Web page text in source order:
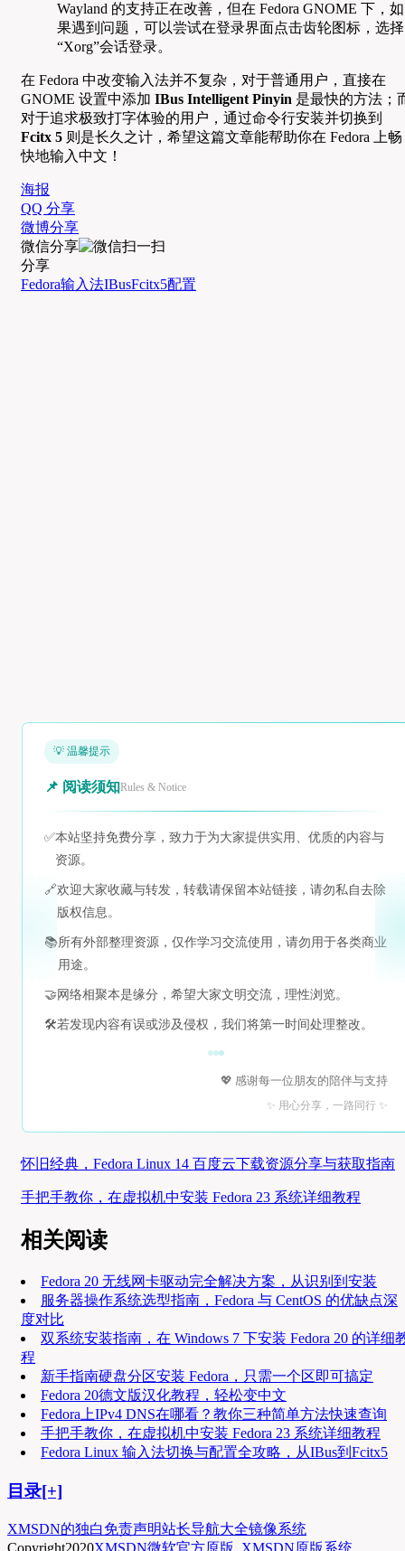
Wayland 的支持正在改善，但在 Fedora GNOME 下，如
果遇到问题，可以尝试在登录界面点击齿轮图标，选择
“Xorg”会话登录。
在 Fedora 中改变输入法并不复杂，对于普通用户，直接在
GNOME 设置中添加 IBus Intelligent Pinyin 是最快的方法；
对于追求极致打字体验的用户，通过命令行安装并切换到
Fcitx 5 则是长久之计，希望这篇文章能帮助你在 Fedora 上畅
快地输入中文！
海报
QQ 分享
微博分享
微信分享
分享
Fedora输入法IBusFcitx5配置
💡 温馨提示
📌 阅读须知Rules & Notice
✅本站坚持免费分享，致力于为大家提供实用、优质的内容与
资源。
🔗欢迎大家收藏与转发，转载请保留本站链接，请勿私自去除
版权信息。
📚所有外部整理资源，仅作学习交流使用，请勿用于各类商业
用途。
🤝 网络相聚本是缘分，希望大家文明交流，理性浏览。
🛠️若发现内容有误或涉及侵权，我们将第一时间处理整改。
💖 感谢每一位朋友的陪伴与支持
✨ 用心分享，一路同行 ✨
怀旧经典，Fedora Linux 14 百度云下载资源分享与获取指南
手把手教你，在虚拟机中安装 Fedora 23 系统详细教程
相关阅读
Fedora 20 无线网卡驱动完全解决方案，从识别到安装
服务器操作系统选型指南，Fedora 与 CentOS 的优缺点深
度对比
双系统安装指南，在 Windows 7 下安装 Fedora 20 的详细
程
新手指南硬盘分区安装 Fedora，只需一个区即可搞定
Fedora 20德文版汉化教程，轻松变中文
Fedora上IPv4 DNS在哪看？教你三种简单方法快速查询
手把手教你，在虚拟机中安装 Fedora 23 系统详细教程
Fedora Linux 输入法切换与配置全攻略，从IBus到Fcitx5
目录[+]
XMSDN的独白免责声明站长导航大全镜像系统
Copyright2020XMSDN微软官方原版 XMSDN原版系统